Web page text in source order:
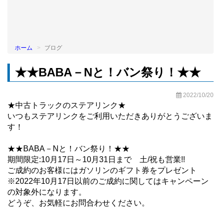
ホーム ブログ
★★BABA－Nと！バン祭り！★★
2022/10/20
★中古トラックのステアリンク★
いつもステアリンクをご利用いただきありがとうございま
す！
★★BABA－Nと！バン祭り！★★
期間限定:10月17日～10月31日まで 土/祝も営業!!
ご成約のお客様にはガソリンのギフト券をプレゼント
※2022年10月17日以前のご成約に関してはキャンペーン
の対象外になります。
どうぞ、お気軽にお問合わせください。